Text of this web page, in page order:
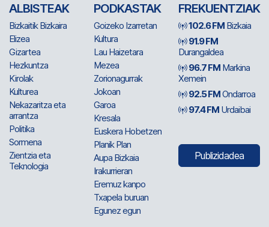
ALBISTEAK
Bizkaitik Bizkaira
Elizea
Gizartea
Hezkuntza
Kirolak
Kulturea
Nekazaritza eta
arrantza
Politika
Sormena
Zientzia eta
Teknologia
PODKASTAK
Goizeko Izarretan
Kultura
Lau Haizetara
Mezea
Zorionagurrak
Jokoan
Garoa
Kresala
Euskera Hobetzen
Planik Plan
Aupa Bizkaia
Irakurrieran
Eremuz kanpo
Txapela buruan
Egunez egun
FREKUENTZIAK
102.6 FM Bizkaia
91.9 FM
Durangaldea
96.7 FM Markina
Xemein
92.5 FMOndarroa
97.4 FM Urdaibai
Publizidadea